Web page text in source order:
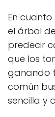
En
el árbol
predecir
que los
ganando
común
sencilla y